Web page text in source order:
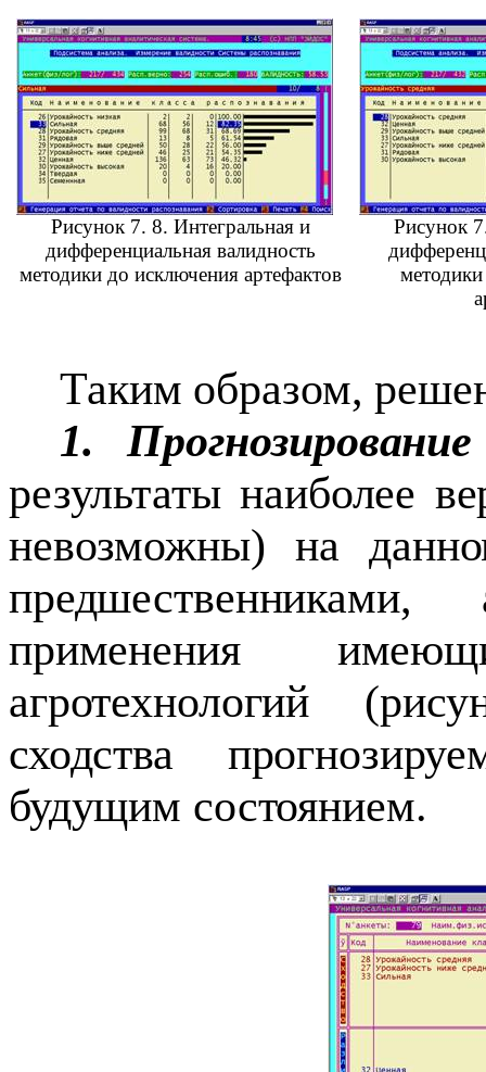
Рисунок 7. 8. Интегральная и
дифференциальная валидность
методики до исключения артефактов
Рисунок
Таким образом,
1. Прогнозирование
результаты наиболее
невозможны) на
применения
агротехнологий
сходства
будущим состоянием.